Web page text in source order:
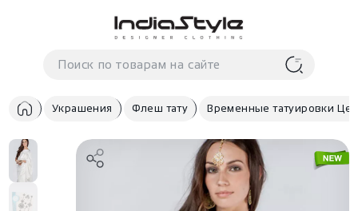
Корзина
В корзиненеттоваров
Украшения Флеш тату Временные татуировки